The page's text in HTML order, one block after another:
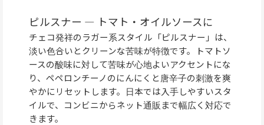
ピルスナー — トマト・オイルソースに
チェコ発祥のラガー系スタイル「ピルスナー」は、
淡い色合いとクリーンな苦味が特徴です。トマトソ
ースの酸味に対して苦味が心地よいアクセントにな
り、ペペロンチーノのにんにくと唐辛子の刺激を爽
やかにリセットします。日本では入手しやすいスタ
イルで、コンビニからネット通販まで幅広く対応で
きます。